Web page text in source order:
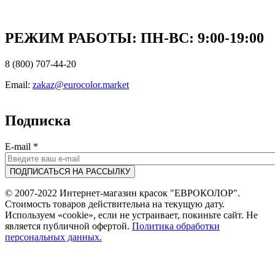
РЕЖИМ РАБОТЫ: ПН-ВC: 9:00-19:00
8 (800) 707-44-20
Email: zakaz@eurocolor.market
Подписка
E-mail *
© 2007-2022 Интернет-магазин красок "ЕВРОКОЛОР".
Стоимость товаров действительна на текущую дату.
Используем «cookie», если не устраивает, покиньте сайт. Не
является публичной офертой. Политика обработки
персональных данных.